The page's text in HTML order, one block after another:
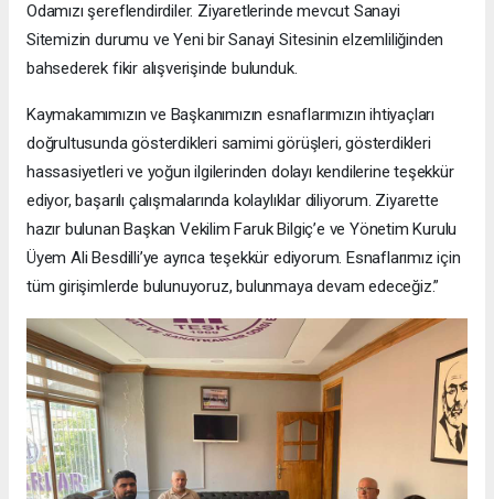
Odamızı şereflendirdiler. Ziyaretlerinde mevcut Sanayi
Sitemizin durumu ve Yeni bir Sanayi Sitesinin elzemliliğinden
bahsederek fikir alışverişinde bulunduk.
Kaymakamımızın ve Başkanımızın esnaflarımızın ihtiyaçları
doğrultusunda gösterdikleri samimi görüşleri, gösterdikleri
hassasiyetleri ve yoğun ilgilerinden dolayı kendilerine teşekkür
ediyor, başarılı çalışmalarında kolaylıklar diliyorum. Ziyarette
hazır bulunan Başkan Vekilim Faruk Bilgiç’e ve Yönetim Kurulu
Üyem Ali Besdilli’ye ayrıca teşekkür ediyorum. Esnaflarımız için
tüm girişimlerde bulunuyoruz, bulunmaya devam edeceğiz.”